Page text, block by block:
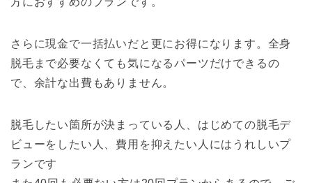
さらに現金で一括払いだと更にお得になります。全身
脱毛まで必要なくても気になるパーツだけできるの
で、余計な出費もありません。
脱毛したい箇所が決まっている人、はじめての脱毛デ
ビューをしたい人、費用を抑えたい人にはうれしいプ
ランです